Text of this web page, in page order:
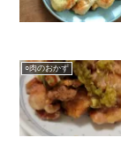
○肉のおかず